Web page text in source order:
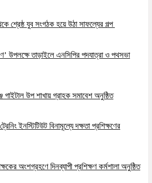
শ্রেষ্ঠ যুব সংগঠক হয়ে উঠা সাফল্যের গল্প
উপলক্ষে তাড়াইলে এনসিপির পদযাত্রা ও পথসভা
গাইটাল উপ শাখায় গ্রাহক সমাবেশ অনুষ্ঠিত
ইনস্টিটিউট বিনামূল্যে দক্ষতা প্রশিক্ষণের
অংশগ্রহণে দিনব্যাপী প্রশিক্ষণ কর্মশালা অনুষ্ঠিত